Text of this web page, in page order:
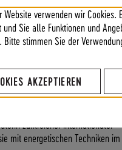
Website verwenden wir
Sie alle Funktionen und
Bitte stimmen Sie der
AKZEPTIEREN
und schwierige Situationen
zahlreicher internationaler
mit energetischen Techniken im